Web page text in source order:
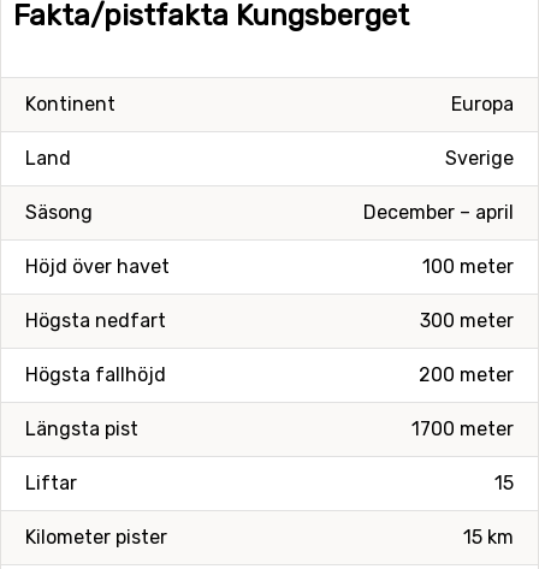
Fakta/pistfakta Kungsberget
Europa
Kontinent
Sverige
Land
December – april
Säsong
100 meter
Höjd över havet
300 meter
Högsta nedfart
200 meter
Högsta fallhöjd
1700 meter
Längsta pist
15
Liftar
15 km
Kilometer pister